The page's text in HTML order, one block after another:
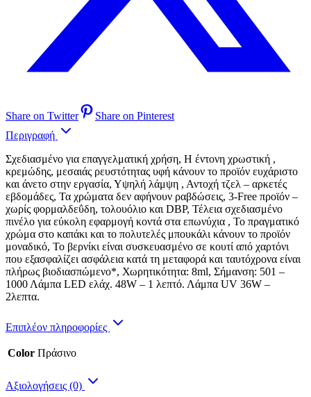
Share on Twitter
Share on Pinterest
Περιγραφή
Σχεδιασμένο για επαγγελματική χρήση, Η έντονη χρωστική ,
κρεμώδης, μεσαιάς ρευστότητας υφή κάνουν το προϊόν ευχάριστο
και άνετο στην εργασία, Υψηλή λάμψη , Αντοχή τζελ – αρκετές
εβδομάδες, Τα χρώματα δεν αφήνουν ραβδώσεις, 3-Free προϊόν –
χωρίς φορμαλδεΰδη, τολουόλιο και DBP, Τέλεια σχεδιασμένο
πινέλο για εύκολη εφαρμογή κοντά στα επωνύχια , Το πραγματικό
χρώμα στο καπάκι και το πολυτελές μπουκάλι κάνουν το προϊόν
μοναδικό, Το βερνίκι είναι συσκευασμένο σε κουτί από χαρτόνι
που εξασφαλίζει ασφάλεια κατά τη μεταφορά και ταυτόχρονα είναι
πλήρως βιοδιασπώμενο*, Χωρητικότητα: 8ml, Σήμανση: 501 –
1000 Λάμπα LED ελάχ. 48W – 1 λεπτό. Λάμπα UV 36W –
2λεπτα.
Επιπλέον πληροφορίες
Color Πράσινο
Αξιολογήσεις (0)